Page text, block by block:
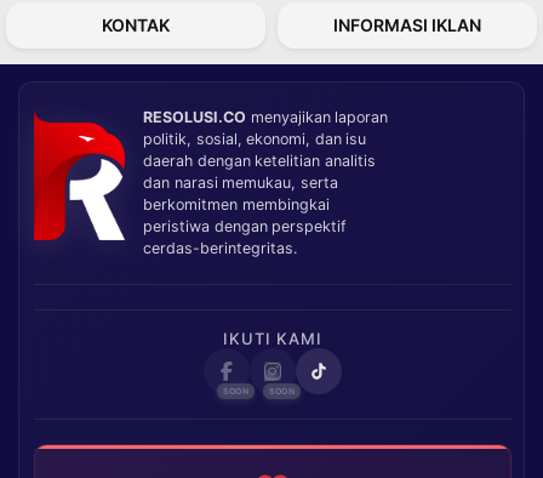
KONTAK INFORMASI IKLAN
RESOLUSI.CO menyajikan laporan
politik, sosial, ekonomi, dan isu
daerah dengan ketelitian analitis
dan narasi memukau, serta
berkomitmen membingkai
peristiwa dengan perspektif
cerdas-berintegritas.
IKUTI KAMI